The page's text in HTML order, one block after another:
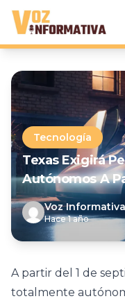
Tecnología
Texas Exigirá
Autónomos A
Voz Informativa
Hace 1 año
A partir del 1 de
totalmente